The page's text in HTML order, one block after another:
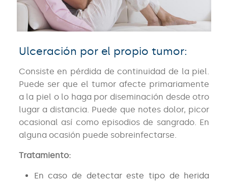
Ulceración por el propio tumor:
Consiste en pérdida de continuidad de la piel.
Puede ser que el tumor afecte primariamente
a la piel o lo haga por diseminación desde otro
lugar a distancia. Puede que notes dolor, picor
ocasional así como episodios de sangrado. En
alguna ocasión puede sobreinfectarse.
Tratamiento:
En caso de detectar este tipo de herida